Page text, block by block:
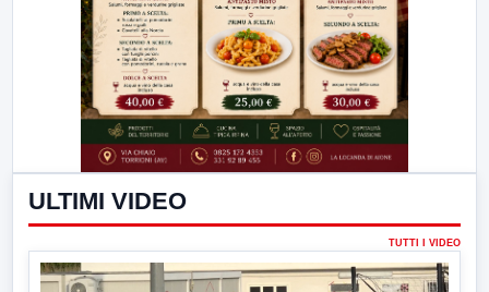
ULTIMI VIDEO
TUTTI I VIDEO